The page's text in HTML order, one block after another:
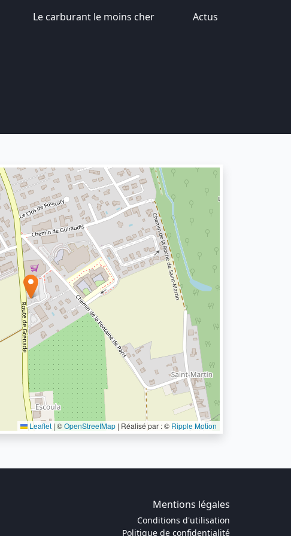
Le carburant le moins cher Actus
Leaflet | ©OpenStreetMap | Réalisé par : © Ripple Motion
Mentions légales
Conditions d'utilisation
Politique de confidentialité